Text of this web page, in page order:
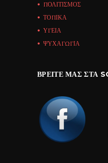
ΠΟΛΙΤΙΣΜΟΣ
ΤΟΠΙΚΑ
ΥΓΕΙΑ
ΨΥΧΑΓΩΓΙΑ
ΒΡΕΊΤΕ ΜΑΣ ΣΤΑ